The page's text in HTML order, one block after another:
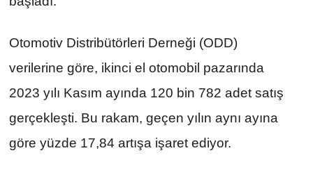
Otomotiv Distribütörleri Derneği (ODD)
verilerine göre, ikinci el otomobil pazarında
2023 yılı Kasım ayında 120 bin 782 adet satış
gerçekleşti. Bu rakam, geçen yılın aynı ayına
göre yüzde 17,84 artışa işaret ediyor.